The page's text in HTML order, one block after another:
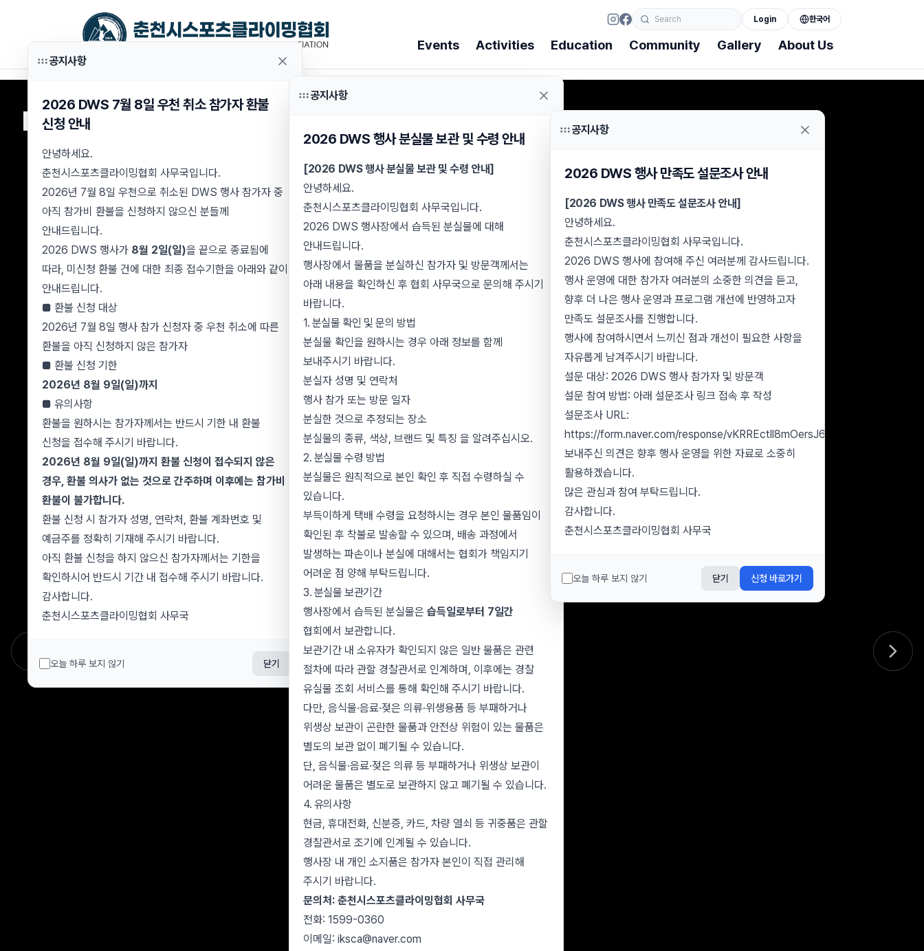
Login 한국어
Events Activities Education Community Gallery About Us
Events
Dive into the Extreme
Deep Water
Soloing
Since 2015-
Chuncheon
Bouldering
Activities
Expedition
Everyday Climbing
Adventures
For youth
Nature Climbing
Route Setting
Education
For beginners
SC Academy
The vertical world of
snow and ice
Winter Alpine
Course
Another creative world
Advanced
Routesetter
Course
All vertical activities
Rope
Access/Rescue
Course
Community
Notice
Board
Committee
Photo Gallery
Video Gallery
Organization
History
Directions
공지사항
2026 DWS 7월 8일 우천 취소 참가자 환불
신청 안내
안녕하세요.
춘천시스포츠클라이밍협회 사무국입니다.
2026년 7월 8일 우천으로 취소된 DWS 행사 참가자 중
아직 참가비 환불을 신청하지 않으신 분들께
안내드립니다.
2026 DWS 행사가 8월 2일(일)을 끝으로 종료됨에
따라, 미신청 환불 건에 대한 최종 접수기한을 아래와 같이
안내드립니다.
■ 환불 신청 대상
2026년 7월 8일 행사 참가 신청자 중 우천 취소에 따른
환불을 아직 신청하지 않은 참가자
■ 환불 신청 기한
2026년 8월 9일(일)까지
■ 유의사항
환불을 원하시는 참가자께서는 반드시 기한 내 환불
신청을 접수해 주시기 바랍니다.
2026년 8월 9일(일)까지 환불 신청이 접수되지 않은
경우, 환불 의사가 없는 것으로 간주하며 이후에는 참가비
환불이 불가합니다.
환불 신청 시 참가자 성명, 연락처, 환불 계좌번호 및
예금주를 정확히 기재해 주시기 바랍니다.
아직 환불 신청을 하지 않으신 참가자께서는 기한을
확인하시어 반드시 기간 내 접수해 주시기 바랍니다.
감사합니다.
춘천시스포츠클라이밍협회 사무국
오늘 하루 보지 않기 닫기
공지사항
2026 DWS 행사 분실물 보관 및 수령 안내
[2026 DWS 행사 분실물 보관 및 수령 안내]
안녕하세요.
춘천시스포츠클라이밍협회 사무국입니다.
2026 DWS 행사장에서 습득된 분실물에 대해
안내드립니다.
행사장에서 물품을 분실하신 참가자 및 방문객께서는
아래 내용을 확인하신 후 협회 사무국으로 문의해 주시기
바랍니다.
1. 분실물 확인 및 문의 방법
분실물 확인을 원하시는 경우 아래 정보를 함께
보내주시기 바랍니다.
분실자 성명 및 연락처
행사 참가 또는 방문 일자
분실한 것으로 추정되는 장소
분실물의 종류, 색상, 브랜드 및 특징 을 알려주십시오.
2. 분실물 수령 방법
분실물은 원칙적으로 본인 확인 후 직접 수령하실 수
있습니다.
부득이하게 택배 수령을 요청하시는 경우 본인 물품임이
확인된 후 착불로 발송할 수 있으며, 배송 과정에서
발생하는 파손이나 분실에 대해서는 협회가 책임지기
어려운 점 양해 부탁드립니다.
3. 분실물 보관기간
행사장에서 습득된 분실물은 습득일로부터 7일간
협회에서 보관합니다.
보관기간 내 소유자가 확인되지 않은 일반 물품은 관련
절차에 따라 관할 경찰관서로 인계하며, 이후에는 경찰
유실물 조회 서비스를 통해 확인해 주시기 바랍니다.
다만, 음식물·음료·젖은 의류·위생용품 등 부패하거나
위생상 보관이 곤란한 물품과 안전상 위험이 있는 물품은
별도의 보관 없이 폐기될 수 있습니다.
단, 음식물·음료·젖은 의류 등 부패하거나 위생상 보관이
어려운 물품은 별도로 보관하지 않고 폐기될 수 있습니다.
4. 유의사항
현금, 휴대전화, 신분증, 카드, 차량 열쇠 등 귀중품은 관할
경찰관서로 조기에 인계될 수 있습니다.
행사장 내 개인 소지품은 참가자 본인이 직접 관리해
주시기 바랍니다.
문의처: 춘천시스포츠클라이밍협회 사무국
전화: 1599-0360
이메일: iksca@naver.com
공지사항
2026 DWS 행사 만족도 설문조사 안내
[2026 DWS 행사 만족도 설문조사 안내]
안녕하세요.
춘천시스포츠클라이밍협회 사무국입니다.
2026 DWS 행사에 참여해 주신 여러분께 감사드립니다.
행사 운영에 대한 참가자 여러분의 소중한 의견을 듣고,
향후 더 나은 행사 운영과 프로그램 개선에 반영하고자
만족도 설문조사를 진행합니다.
행사에 참여하시면서 느끼신 점과 개선이 필요한 사항을
자유롭게 남겨주시기 바랍니다.
설문 대상: 2026 DWS 행사 참가자 및 방문객
설문 참여 방법: 아래 설문조사 링크 접속 후 작성
설문조사 URL:
https://form.naver.com/response/vKRREctll8mOersJ6uKZUw
보내주신 의견은 향후 행사 운영을 위한 자료로 소중히
활용하겠습니다.
많은 관심과 참여 부탁드립니다.
감사합니다.
춘천시스포츠클라이밍협회 사무국
오늘 하루 보지 않기 닫기 신청 바로가기
DEEP WATER SOLOING
DWS